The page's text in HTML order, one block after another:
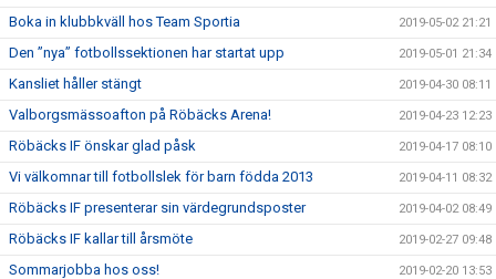
Boka in klubbkväll hos Team Sportia 2019-05-02 21:21
Den ”nya” fotbollssektionen har startat upp 2019-05-01 21:34
Kansliet håller stängt 2019-04-30 08:11
Valborgsmässoafton på Röbäcks Arena! 2019-04-23 12:23
Röbäcks IF önskar glad påsk 2019-04-17 08:10
Vi välkomnar till fotbollslek för barn födda 2013 2019-04-11 08:32
Röbäcks IF presenterar sin värdegrundsposter 2019-04-02 08:49
Röbäcks IF kallar till årsmöte 2019-02-27 09:48
Sommarjobba hos oss! 2019-02-20 13:53